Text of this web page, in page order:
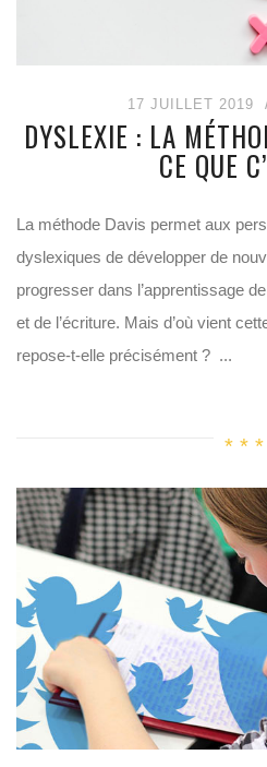
17 JUILLET 2019
DYSLEXIE : LA
CE QUE
La méthode Davis permet aux
dyslexiques de développer de
progresser dans l’apprentissage
et de l’écriture. Mais d’où vient
repose-t-elle précisément ? ...